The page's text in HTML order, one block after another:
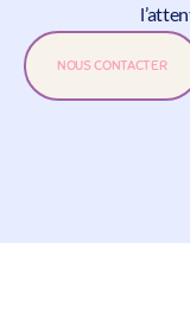
NOUS CONTACTER